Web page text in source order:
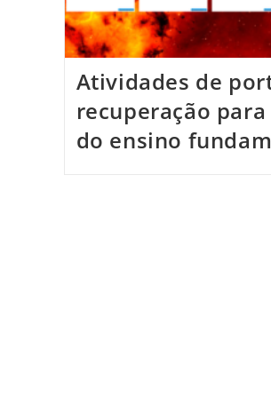
Atividades de
recuperação
do ensino